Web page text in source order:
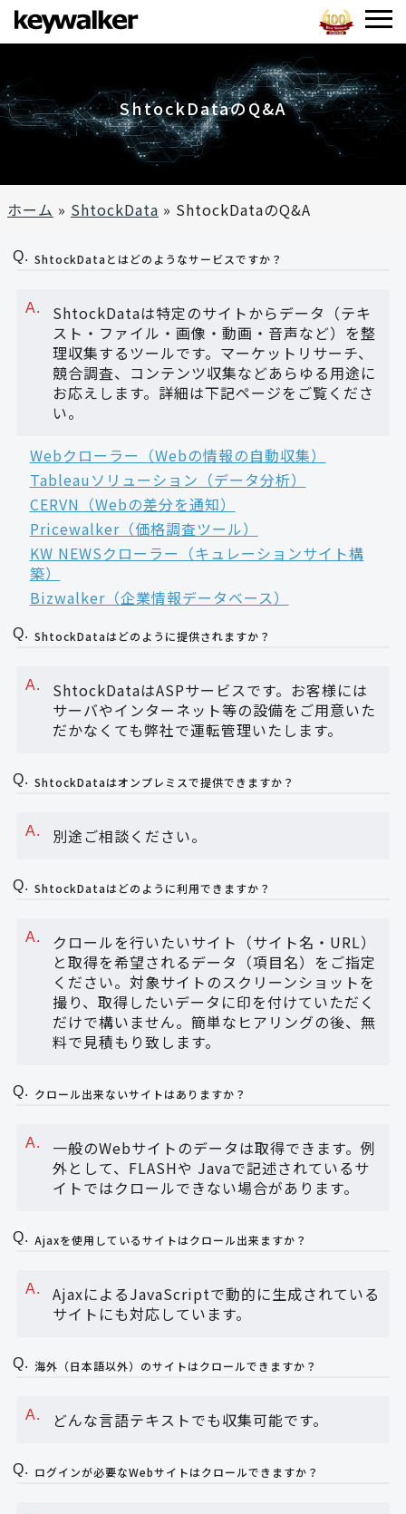
ShtockDataのQ&A
ホーム » ShtockData » ShtockDataのQ&A
ShtockDataとはどのようなサービスですか？
ShtockDataは特定のサイトからデータ（テキ
スト・ファイル・画像・動画・音声など）を整
理収集するツールです。マーケットリサーチ、
競合調査、コンテンツ収集などあらゆる用途に
お応えします。詳細は下記ページをご覧くださ
い。
Webクローラー（Webの情報の自動収集）
Tableauソリューション（データ分析）
CERVN（Webの差分を通知）
Pricewalker（価格調査ツール）
KW NEWSクローラー（キュレーションサイト構
築）
Bizwalker（企業情報データベース）
ShtockDataはどのように提供されますか？
ShtockDataはASPサービスです。お客様には
サーバやインターネット等の設備をご用意いた
だかなくても弊社で運転管理いたします。
ShtockDataはオンプレミスで提供できますか？
別途ご相談ください。
ShtockDataはどのように利用できますか？
クロールを行いたいサイト（サイト名・URL）
と取得を希望されるデータ（項目名）をご指定
ください。対象サイトのスクリーンショットを
撮り、取得したいデータに印を付けていただく
だけで構いません。簡単なヒアリングの後、無
料で見積もり致します。
クロール出来ないサイトはありますか？
一般のWebサイトのデータは取得できます。例
外として、FLASHや Javaで記述されているサ
イトではクロールできない場合があります。
Ajaxを使用しているサイトはクロール出来ますか？
AjaxによるJavaScriptで動的に生成されている
サイトにも対応しています。
海外（日本語以外）のサイトはクロールできますか？
どんな言語テキストでも収集可能です。
ログインが必要なWebサイトはクロールできますか？